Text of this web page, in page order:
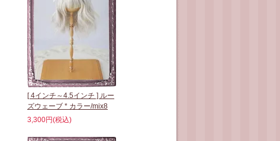
[ 4インチ～4.5インチ ] ルー
ズウェーブ * カラー/mix8
3,300円(税込)